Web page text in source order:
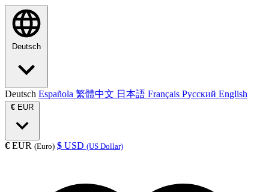
Deutsch
Deutsch Española 繁體中文 日本語 Français Русский English
€ EUR
€ EUR (Euro) $ USD (US Dollar)